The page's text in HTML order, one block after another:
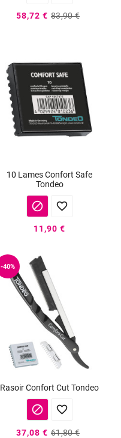
58,72 € 83,90 €
10 Lames Confort Safe
Tondeo
 
11,90 €
-40%
Rasoir Confort Cut Tondeo
 
37,08 € 61,80 €